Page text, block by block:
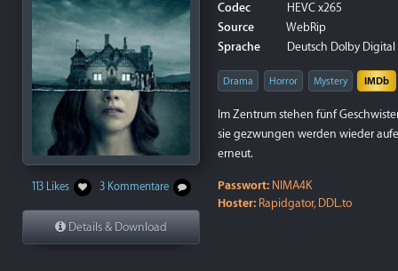
113 Likes 3 Kommentare
Details & Download
Codec
HEVC x265
Source
WebRip
Sprache
Deutsch Dolby Digital
Drama Horror Mystery IMDb
Im Zentrum stehen fünf
sie gezwungen werden wieder
erneut.
Passwort: NIMA4K
Hoster: Rapidgator, DDL.to